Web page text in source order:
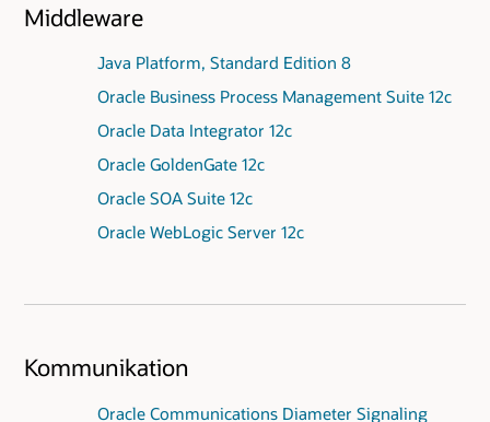
Middleware
Java Platform, Standard Edition 8
Oracle Business Process Management Suite 12c
Oracle Data Integrator 12c
Oracle GoldenGate 12c
Oracle SOA Suite 12c
Oracle WebLogic Server 12c
Kommunikation
Oracle Communications Diameter Signaling